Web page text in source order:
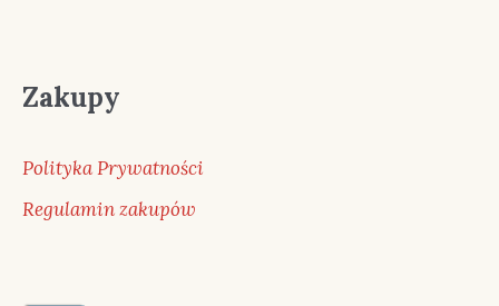
Zakupy
Polityka Prywatności
Regulamin zakupów